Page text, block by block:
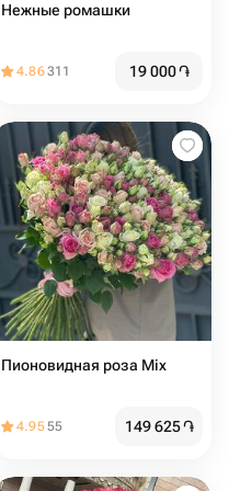
Нежные ромашки
4.86311 19 000֏
Пионовидная роза Mix
4.9555 149 625֏